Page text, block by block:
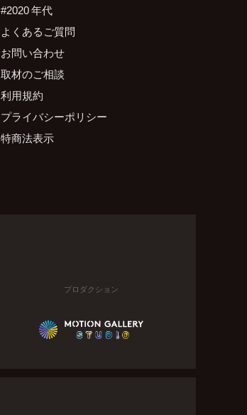
#2020 年代
よくあるご質問
お問い合わせ
取材のご相談
利用規約
プライバシーポリシー
特商法表示
プロダクション